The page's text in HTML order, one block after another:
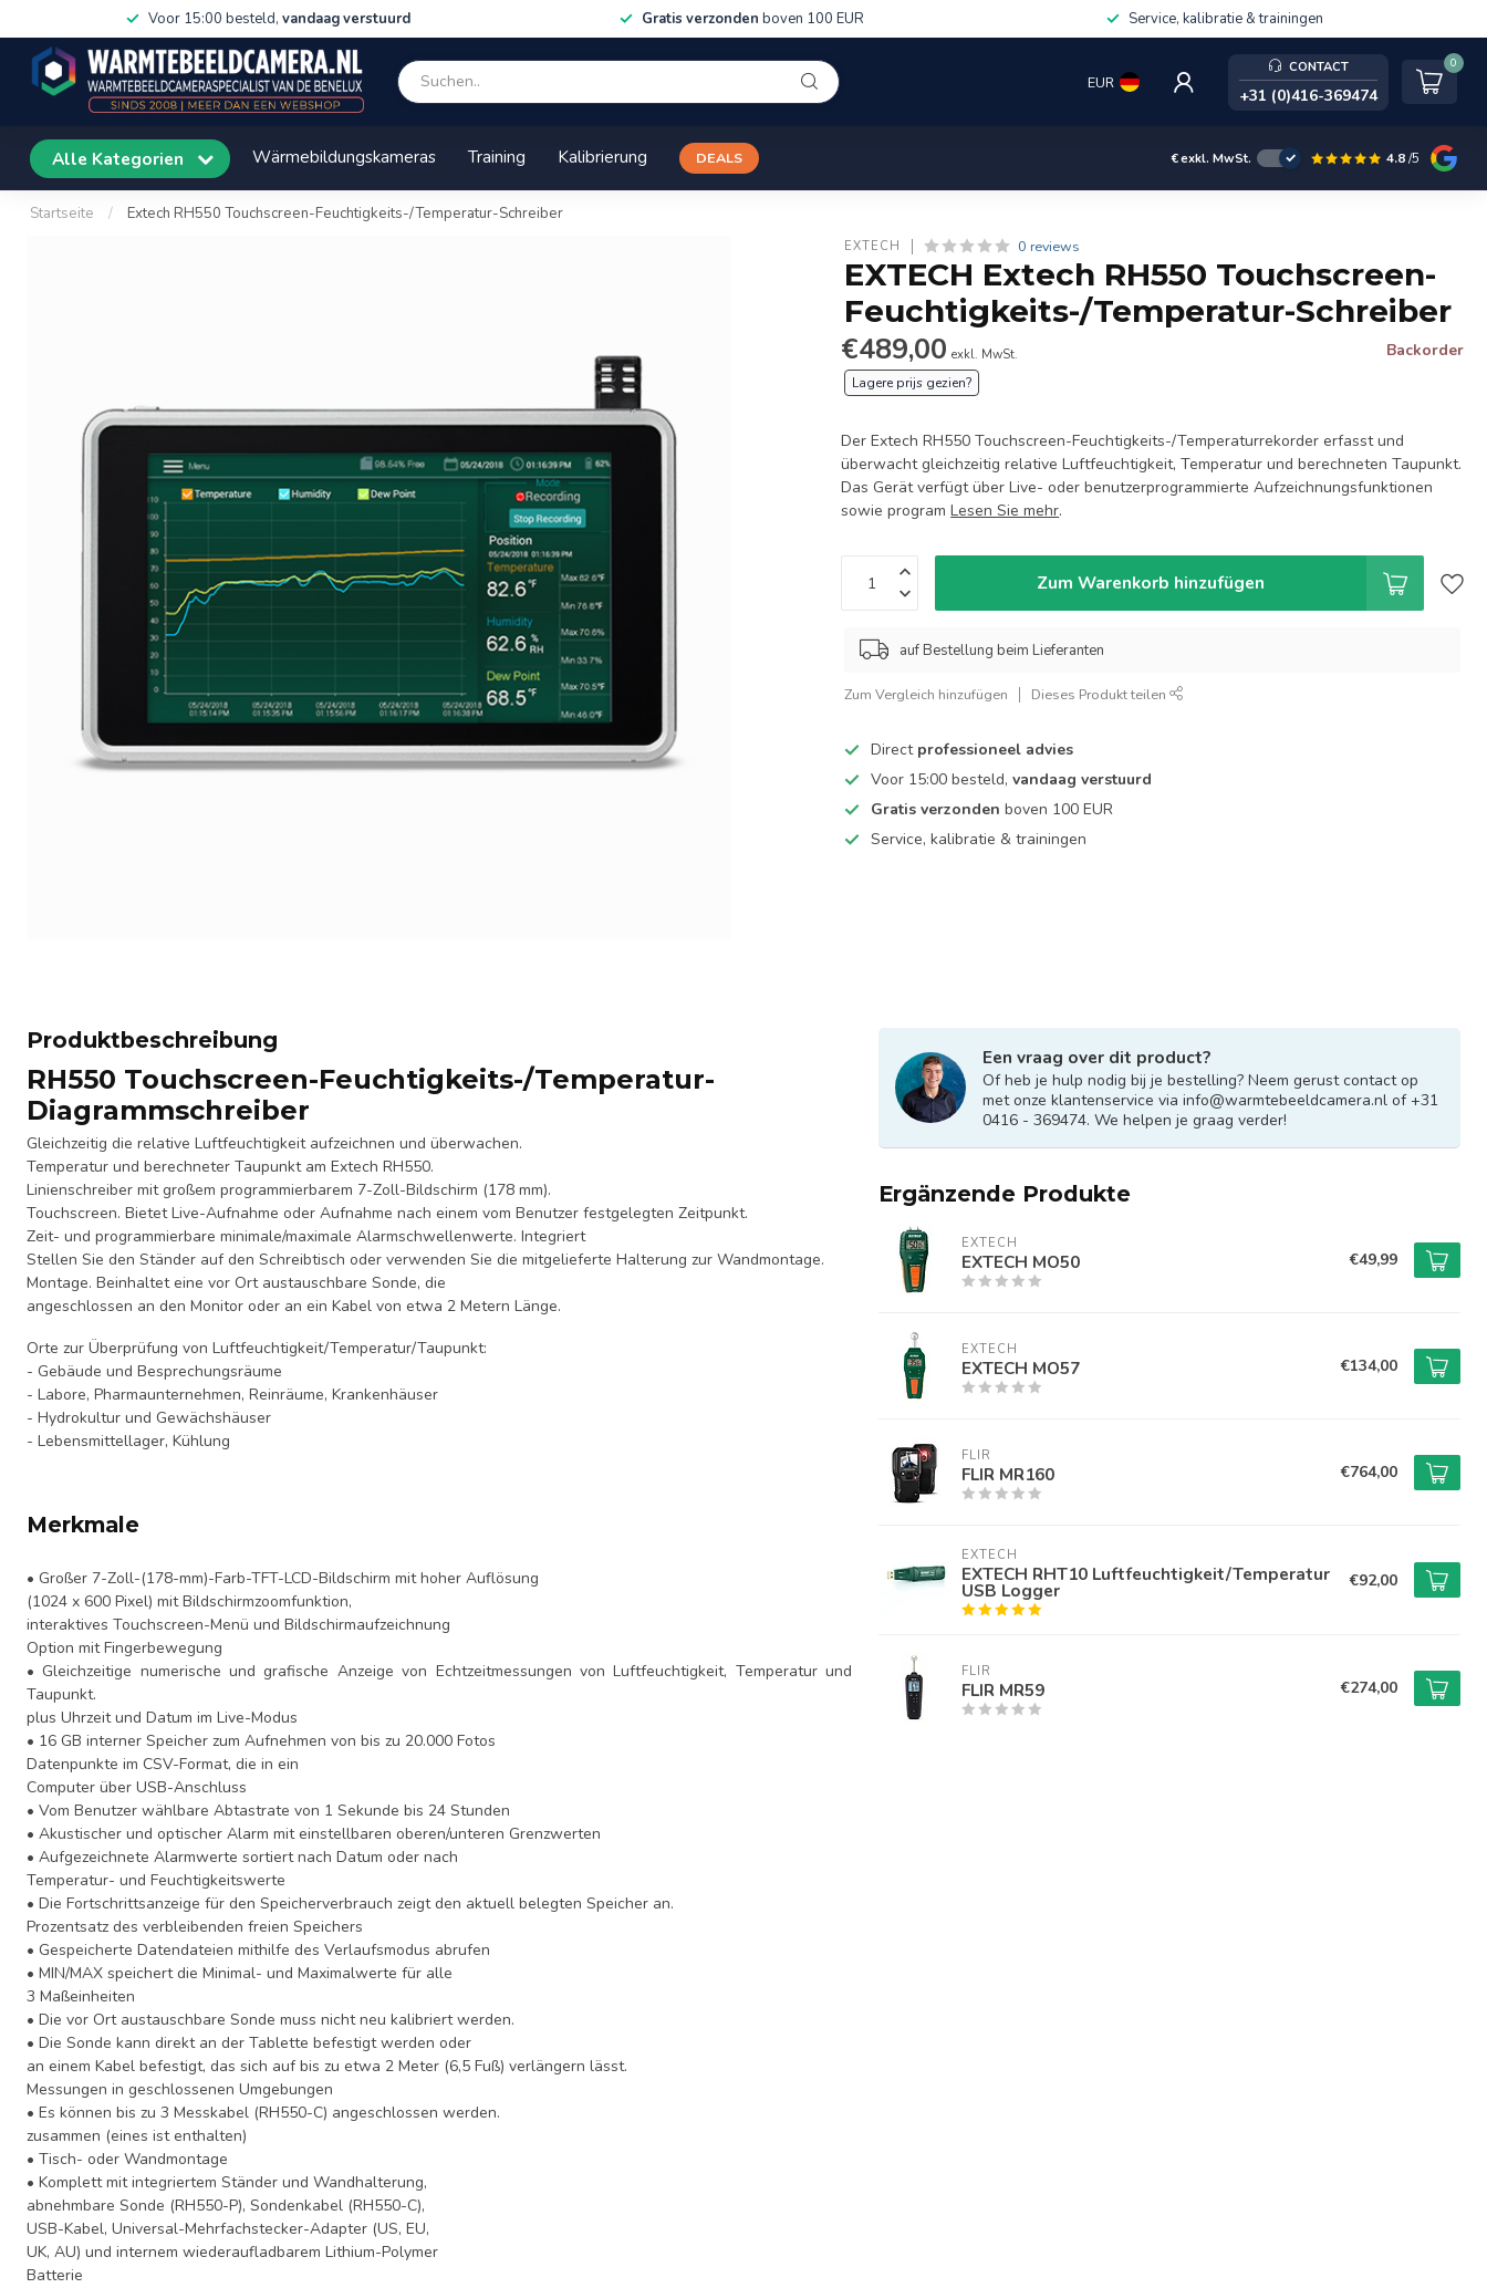
Voor 15:00 besteld, vandaag verstuurd Gratis verzonden boven 100 EUR Service, kalibratie & trainingen
EUR
CONTACT
+31 (0)416-369474
0
Alle Kategorien Wärmebildungskameras Training Kalibrierung DEALS €exkl. MwSt. 4.8/5
Startseite / Extech RH550 Touchscreen-Feuchtigkeits-/Temperatur-Schreiber
EXTECH 0 reviews
EXTECH Extech RH550 Touchscreen-
Feuchtigkeits-/Temperatur-Schreiber
€489,00 exkl. MwSt. Backorder
Lagere prijs gezien?
Der Extech RH550 Touchscreen-Feuchtigkeits-/Temperaturrekorder erfasst und
überwacht gleichzeitig relative Luftfeuchtigkeit, Temperatur und berechneten Taupunkt.
Das Gerät verfügt über Live- oder benutzerprogrammierte Aufzeichnungsfunktionen
sowie programLesen Sie mehr.
Zum Warenkorb hinzufügen
auf Bestellung beim Lieferanten
Zum Vergleich hinzufügen Dieses Produkt teilen
Direct professioneel advies
Voor 15:00 besteld,vandaag verstuurd
Gratis verzonden boven 100 EUR
Service, kalibratie & trainingen
Produktbeschreibung
RH550 Touchscreen-Feuchtigkeits-/Temperatur-
Diagrammschreiber
Gleichzeitig die relative Luftfeuchtigkeit aufzeichnen und überwachen.
Temperatur und berechneter Taupunkt am Extech RH550.
Linienschreiber mit großem programmierbarem 7-Zoll-Bildschirm (178 mm).
Touchscreen. Bietet Live-Aufnahme oder Aufnahme nach einem vom Benutzer festgelegten Zeitpunkt.
Zeit- und programmierbare minimale/maximale Alarmschwellenwerte. Integriert
Stellen Sie den Ständer auf den Schreibtisch oder verwenden Sie die mitgelieferte Halterung zur Wandmontage.
Montage. Beinhaltet eine vor Ort austauschbare Sonde, die
angeschlossen an den Monitor oder an ein Kabel von etwa 2 Metern Länge.
Orte zur Überprüfung von Luftfeuchtigkeit/Temperatur/Taupunkt:
- Gebäude und Besprechungsräume
- Labore, Pharmaunternehmen, Reinräume, Krankenhäuser
- Hydrokultur und Gewächshäuser
- Lebensmittellager, Kühlung
Merkmale
• Großer 7-Zoll-(178-mm)-Farb-TFT-LCD-Bildschirm mit hoher Auflösung
(1024 x 600 Pixel) mit Bildschirmzoomfunktion,
interaktives Touchscreen-Menü und Bildschirmaufzeichnung
Option mit Fingerbewegung
• Gleichzeitige numerische und grafische Anzeige von Echtzeitmessungen von Luftfeuchtigkeit, Temperatur und
Taupunkt.
plus Uhrzeit und Datum im Live-Modus
• 16 GB interner Speicher zum Aufnehmen von bis zu 20.000 Fotos
Datenpunkte im CSV-Format, die in ein
Computer über USB-Anschluss
• Vom Benutzer wählbare Abtastrate von 1 Sekunde bis 24 Stunden
• Akustischer und optischer Alarm mit einstellbaren oberen/unteren Grenzwerten
• Aufgezeichnete Alarmwerte sortiert nach Datum oder nach
Temperatur- und Feuchtigkeitswerte
• Die Fortschrittsanzeige für den Speicherverbrauch zeigt den aktuell belegten Speicher an.
Prozentsatz des verbleibenden freien Speichers
• Gespeicherte Datendateien mithilfe des Verlaufsmodus abrufen
• MIN/MAX speichert die Minimal- und Maximalwerte für alle
3 Maßeinheiten
• Die vor Ort austauschbare Sonde muss nicht neu kalibriert werden.
• Die Sonde kann direkt an der Tablette befestigt werden oder
an einem Kabel befestigt, das sich auf bis zu etwa 2 Meter (6,5 Fuß) verlängern lässt.
Messungen in geschlossenen Umgebungen
• Es können bis zu 3 Messkabel (RH550-C) angeschlossen werden.
zusammen (eines ist enthalten)
• Tisch- oder Wandmontage
• Komplett mit integriertem Ständer und Wandhalterung,
abnehmbare Sonde (RH550-P), Sondenkabel (RH550-C),
USB-Kabel, Universal-Mehrfachstecker-Adapter (US, EU,
UK, AU) und internem wiederaufladbarem Lithium-Polymer
Batterie
Een vraag over dit product?
Of heb je hulp nodig bij je bestelling? Neem gerust contact op
met onze klantenservice via info@warmtebeeldcamera.nl of +31
0416 - 369474. We helpen je graag verder!
Ergänzende Produkte
EXTECH
EXTECH MO50 €49,99
EXTECH
EXTECH MO57 €134,00
FLIR
FLIR MR160 €764,00
EXTECH
EXTECH RHT10 Luftfeuchtigkeit/Temperatur
USB Logger €92,00
FLIR
FLIR MR59 €274,00